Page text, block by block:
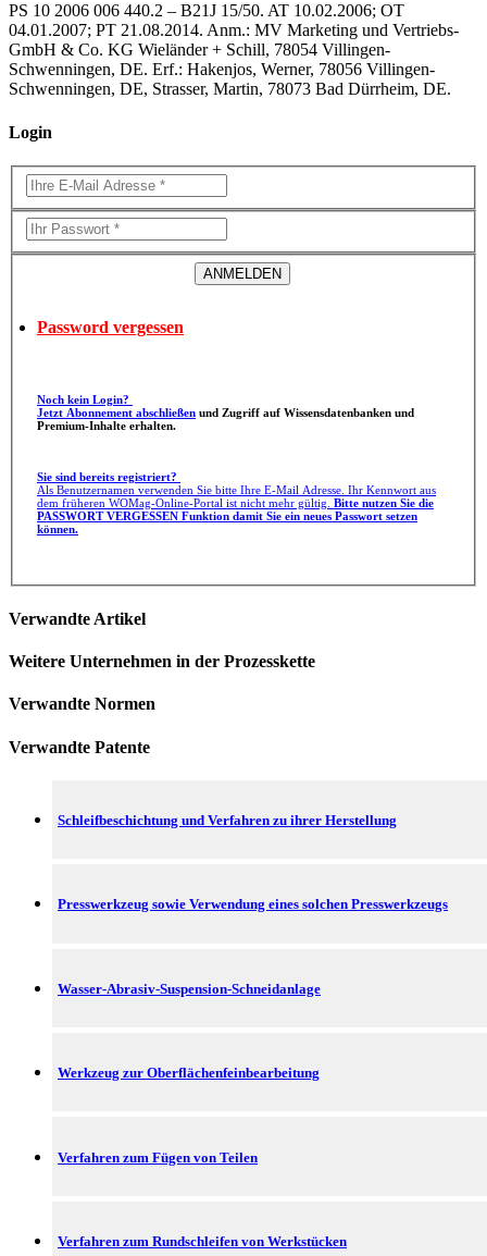
PS 10 2006 006 440.2 – B21J 15/50. AT 10.02.2006; OT
04.01.2007; PT 21.08.2014. Anm.: MV Marketing und Vertriebs-
GmbH & Co. KG Wieländer + Schill, 78054 Villingen-
Schwenningen, DE. Erf.: Hakenjos, Werner, 78056 Villingen-
Schwenningen, DE, Strasser, Martin, 78073 Bad Dürrheim, DE.
Login
Password vergessen
Noch kein Login?
Jetzt Abonnement abschließen
Premium-Inhalte erhalten.
Sie sind bereits registriert?
Als Benutzernamen verwenden Sie bitte Ihre E-Mail Adresse. Ihr Kennwort aus
dem früheren WOMag-Online-Portal ist nicht mehr gültig. Bitte nutzen Sie die
PASSWORT VERGESSEN Funktion damit Sie ein neues Passwort setzen
können.
Verwandte Artikel
Weitere Unternehmen in der Prozesskette
Verwandte Normen
Verwandte Patente
Schleifbeschichtung und Verfahren zu ihrer Herstellung
Presswerkzeug sowie Verwendung eines solchen Presswerkzeugs
Wasser-Abrasiv-Suspension-Schneidanlage
Werkzeug zur Oberflächenfeinbearbeitung
Verfahren zum Fügen von Teilen
Verfahren zum Rundschleifen von Werkstücken